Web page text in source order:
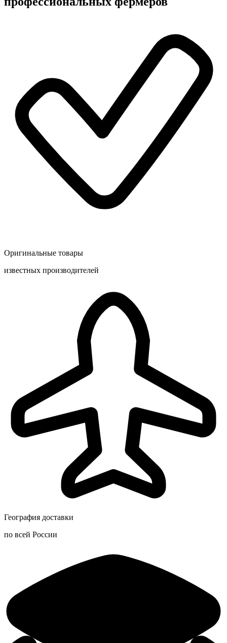
Оригинальные товары
известных производителей
География доставки
по всей России